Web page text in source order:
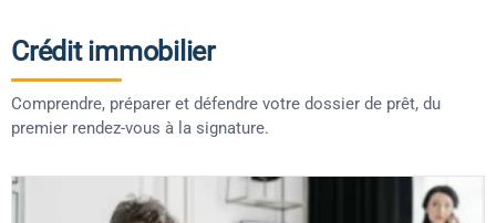
Crédit immobilier
Comprendre, préparer et défendre votre dossier de prêt, du
premier rendez-vous à la signature.